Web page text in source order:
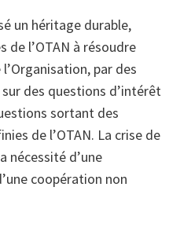
un héritage durable,
de l’OTAN à résoudre
par des
des questions d’intérêt
sortant des
de l’OTAN. La crise de
nécessité d’une
coopération non